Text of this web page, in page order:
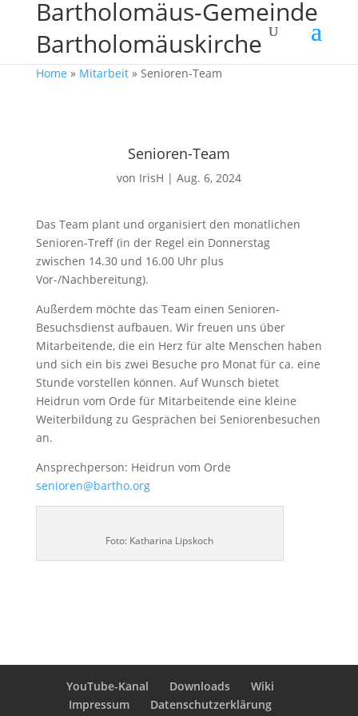
Bartholomäus-Gemeinde
Bartholomäuskirche
Home » Mitarbeit» Senioren-Team
Senioren-Team
von IrisH | Aug. 6, 2024
Das Team plant und organisiert den monatlichen
Senioren-Treff (in der Regel ein Donnerstag
zwischen 14.30 und 16.00 Uhr plus
Vor-/Nachbereitung).
Außerdem möchte das Team einen Senioren-
Besuchsdienst aufbauen. Wir freuen uns über
Mitarbeitende, die ein Herz für alte Menschen haben
und sich ein bis zwei Besuche pro Monat für ca. eine
Stunde vorstellen können. Auf Wunsch bietet
Heidrun vom Orde für Mitarbeitende eine kleine
Weiterbildung zu Gesprächen bei Seniorenbesuchen
an.
Ansprechperson: Heidrun vom Orde
senioren@bartho.org
Foto: Katharina Lipskoch
YouTube-Kanal Downloads
Wiki
Impressum
Datenschutzerklärung